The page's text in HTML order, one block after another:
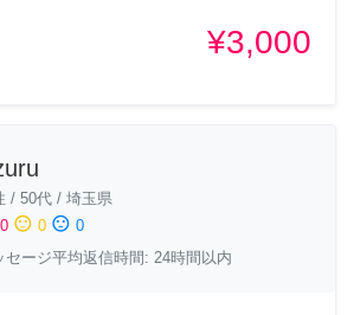
¥3,000
/ 50代 / 埼玉県
0 sentiment_neutral 0 sentiment_dissatisfied 0
セージ平均返信時間: 24時間以内